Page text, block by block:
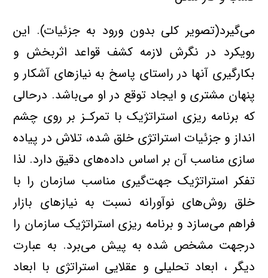
می‌گیرد(تصویر کلی بدون ورود به جزئیات). این
رویکرد در نگرش لازمه کشف قواعد اثربخش و
بکارگیری آنها در راستای پاسخ به نیازهای آشکار و
پنهان مشتری و ایجاد توقع در او می‌باشد. درحالی
که برنامه ریزی استراتژیک با تمرکـز بر روی چشم
انداز و جزئیات استراتژی خلق شده، تلاش در پیاده
سازی مناسب آن بر اساس داده‌های دقیق دارد. لذا
تفکر استراتژیک جهت‌گیری مناسب سازمان را با
خلق روش‌های نوآورانه نسبت به نیازهای بازار
فراهم می‌سازد و برنامه ریزی استراتژیک سازمان را
درجهت مشخص شده به پیش می‌برد. به عبارت
دیگر ، ابعاد تحلیلی و عقلایی استراتژی با ابعاد